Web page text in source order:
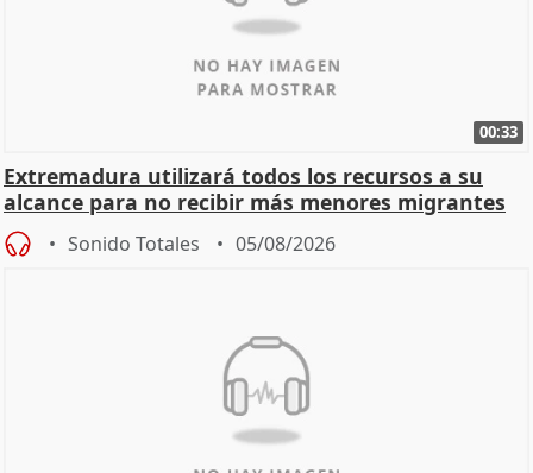
00:33
Extremadura utilizará todos los recursos a su
alcance para no recibir más menores migrantes
Sonido Totales 05/08/2026